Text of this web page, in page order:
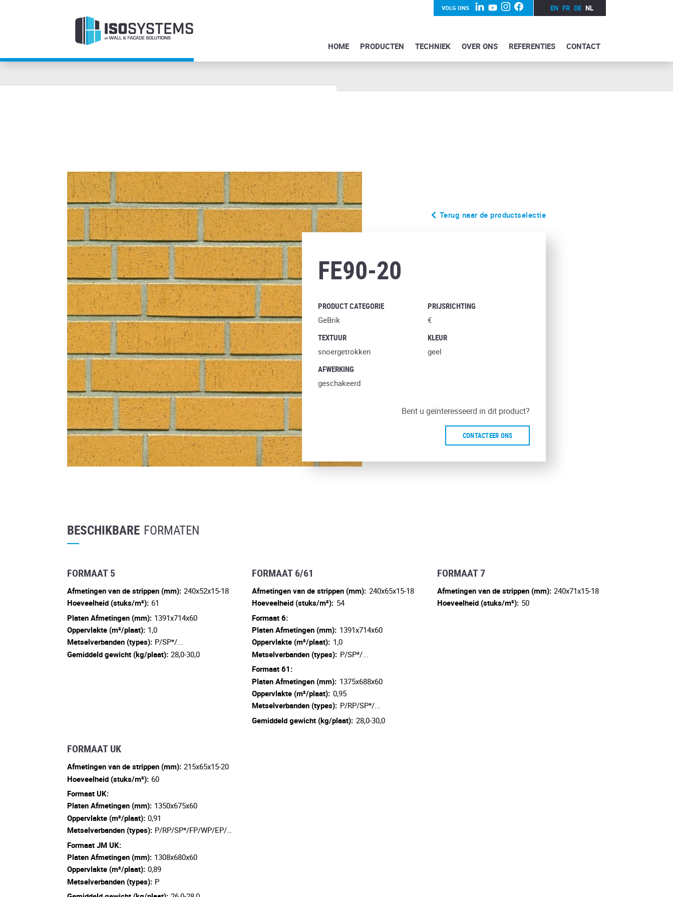
VOLG ONS EN FR DE NL
HOME PRODUCTEN TECHNIEK OVER ONS REFERENTIES CONTACT
Terug naar de productselectie
FE90-20
PRODUCT CATEGORIE
GeBrik
TEXTUUR
snoergetrokken
AFWERKING
geschakeerd
PRIJSRICHTING
€
KLEUR
geel
Bent u geïnteresseerd in dit product?
CONTACTEER ONS
BESCHIKBARE FORMATEN
FORMAAT 5
Afmetingen van de strippen (mm): 240x52x15-18
Hoeveelheid (stuks/m²): 61
Platen Afmetingen (mm): 1391x714x60
Oppervlakte (m²/plaat): 1,0
Metselverbanden (types): P/SP*/...
Gemiddeld gewicht (kg/plaat): 28,0-30,0
FORMAAT 6/61
Afmetingen van de strippen (mm): 240x65x15-18
Hoeveelheid (stuks/m²): 54
Formaat 6:
Platen Afmetingen (mm): 1391x714x60
Oppervlakte (m²/plaat): 1,0
Metselverbanden (types): P/SP*/...
Formaat 61:
Platen Afmetingen (mm): 1375x688x60
Oppervlakte (m²/plaat): 0,95
Metselverbanden (types): P/RP/SP*/...
Gemiddeld gewicht (kg/plaat): 28,0-30,0
FORMAAT 7
Afmetingen van de strippen (mm): 240x71x15-18
Hoeveelheid (stuks/m²): 50
FORMAAT UK
Afmetingen van de strippen (mm): 215x65x15-20
Hoeveelheid (stuks/m²): 60
Formaat UK:
Platen Afmetingen (mm): 1350x675x60
Oppervlakte (m²/plaat): 0,91
Metselverbanden (types): P/RP/SP*/FP/WP/EP/…
Formaat JM UK:
Platen Afmetingen (mm): 1308x680x60
Oppervlakte (m²/plaat): 0,89
Metselverbanden (types): P